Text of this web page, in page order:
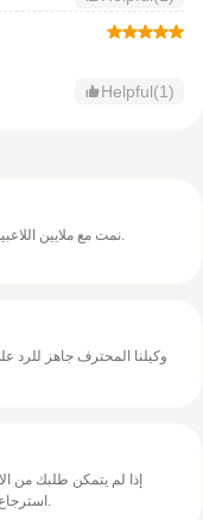
Helpful(1)
نمت مع ملايين اللاعبين حول العالم، رحلتك هي قصتنا المشتركة.
وكيلنا المحترف جاهز للرد
إذا لم يتمكن طلبك من
استرجاع الأموال بنسبة 100% لضمان أمان الشراء.